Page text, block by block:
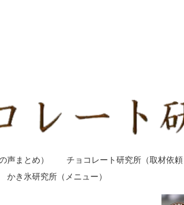
声まとめ）
チョコレート研究所（取材依
かき氷研究所（メニュー）